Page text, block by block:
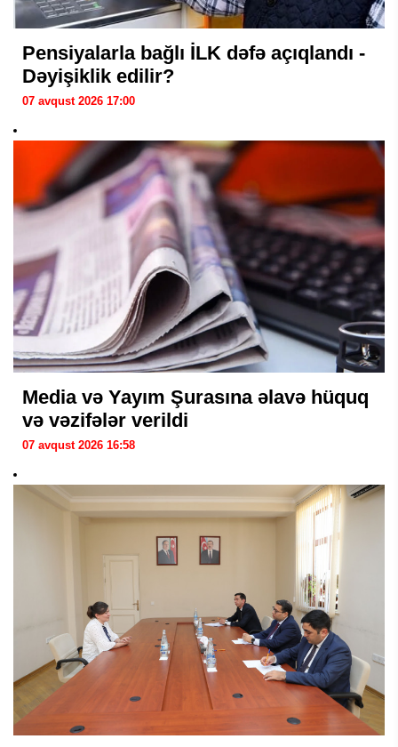
Pensiyalarla bağlı İLK dəfə açıqlandı -
Dəyişiklik edilir?
07 avqust 2026 17:00
Media və Yayım Şurasına əlavə hüquq
və vəzifələr verildi
07 avqust 2026 16:58